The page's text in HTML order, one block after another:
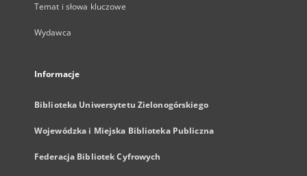
Temat i słowa kluczowe
Wydawca
Informacje
Biblioteka Uniwersytetu Zielonogórskiego
Wojewódzka i Miejska Biblioteka Publiczna
Federacja Bibliotek Cyfrowych